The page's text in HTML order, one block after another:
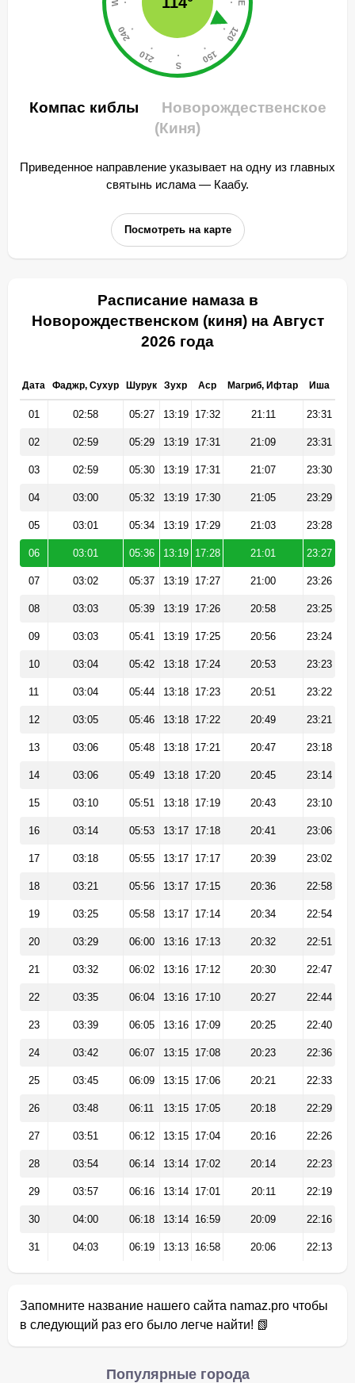
Компас киблы
Новорождественское
(Киня)
Приведенное направление указывает на одну из главных
святынь ислама — Каабу.
Посмотреть на карте
Расписание намаза в
Новорождественском (киня) на Август
2026 года
Дата Фаджр, Сухур Шурук Зухр Аср Магриб, Ифтар Иша
01 02:58 05:27 13:19 17:32 21:11 23:31
02 02:59 05:29 13:19 17:31 21:09 23:31
03 02:59 05:30 13:19 17:31 21:07 23:30
04 03:00 05:32 13:19 17:30 21:05 23:29
05 03:01 05:34 13:19 17:29 21:03 23:28
06 03:01 05:36 13:19 17:28 21:01 23:27
07 03:02 05:37 13:19 17:27 21:00 23:26
08 03:03 05:39 13:19 17:26 20:58 23:25
09 03:03 05:41 13:19 17:25 20:56 23:24
10 03:04 05:42 13:18 17:24 20:53 23:23
11 03:04 05:44 13:18 17:23 20:51 23:22
12 03:05 05:46 13:18 17:22 20:49 23:21
13 03:06 05:48 13:18 17:21 20:47 23:18
14 03:06 05:49 13:18 17:20 20:45 23:14
15 03:10 05:51 13:18 17:19 20:43 23:10
16 03:14 05:53 13:17 17:18 20:41 23:06
17 03:18 05:55 13:17 17:17 20:39 23:02
18 03:21 05:56 13:17 17:15 20:36 22:58
19 03:25 05:58 13:17 17:14 20:34 22:54
20 03:29 06:00 13:16 17:13 20:32 22:51
21 03:32 06:02 13:16 17:12 20:30 22:47
22 03:35 06:04 13:16 17:10 20:27 22:44
23 03:39 06:05 13:16 17:09 20:25 22:40
24 03:42 06:07 13:15 17:08 20:23 22:36
25 03:45 06:09 13:15 17:06 20:21 22:33
26 03:48 06:11 13:15 17:05 20:18 22:29
27 03:51 06:12 13:15 17:04 20:16 22:26
28 03:54 06:14 13:14 17:02 20:14 22:23
29 03:57 06:16 13:14 17:01 20:11 22:19
30 04:00 06:18 13:14 16:59 20:09 22:16
31 04:03 06:19 13:13 16:58 20:06 22:13
Запомните название нашего сайта namaz.pro чтобы
в следующий раз его было легче найти! 📗
Популярные города